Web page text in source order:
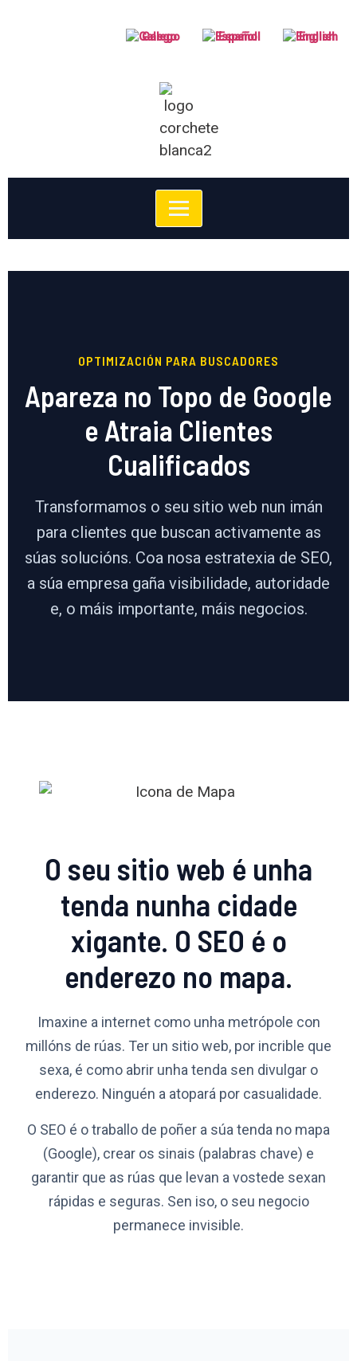
Galego Español English
OPTIMIZACIÓN PARA BUSCADORES
Apareza no Topo de Google
e Atraia Clientes
Cualificados
Transformamos o seu sitio web nun imán
para clientes que buscan activamente as
súas solucións. Coa nosa estratexia de SEO,
a súa empresa gaña visibilidade, autoridade
e, o máis importante, máis negocios.
O seu sitio web é unha
tenda nunha cidade
xigante. O SEO é o
enderezo no mapa.
Imaxine a internet como unha metrópole con
millóns de rúas. Ter un sitio web, por incrible que
sexa, é como abrir unha tenda sen divulgar o
enderezo. Ninguén a atopará por casualidade.
O SEO é o traballo de poñer a súa tenda no mapa
(Google), crear os sinais (palabras chave) e
garantir que as rúas que levan a vostede sexan
rápidas e seguras. Sen iso, o seu negocio
permanece invisible.